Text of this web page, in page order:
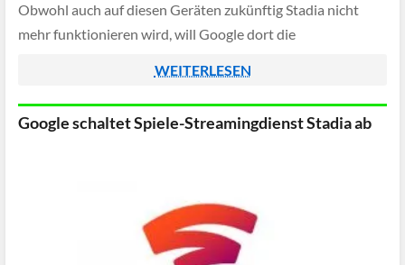
Obwohl auch auf diesen Geräten zukünftig Stadia nicht
mehr funktionieren wird, will Google dort die
WEITERLESEN
Google schaltet Spiele-Streamingdienst Stadia ab